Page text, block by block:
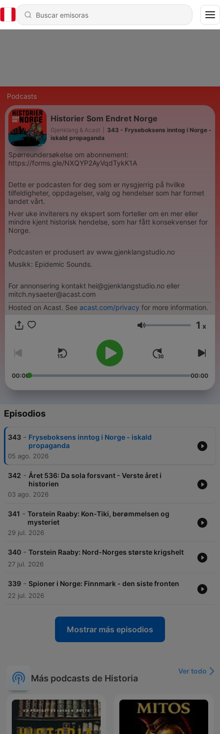
Podcasts
Historier Som Endret Norge
Gjenklang & Acast
343 - Fryseboksens inntog i Norge -
iskald propaganda
Spørreundersøkelse om abonnement:
https://forms.gle/NXQYP2AyVqdTykK1A
Dette er podcasten for deg som er nysgjerrig på hvilke
tilfeldigheter, oppdagelser, valg og hendelser som har formet
landet vårt.
Hver uke inviterers ny ekspert som forteller om en mer eller
mindre kjent historisk hendelse, som har fått konsekvenser for
Norge.
Podcasten er produsert av www.gjenklangstudio.no
Musikk: Epidemic Sounds.
For annonsering kontakt hei@gjenklangstudio.no eller
mitch.nysaeter@acast.com
Hosted on Acast. See acast.com/privacy for more information.
Volumen 1 x
00:00 00:00
Episodios
343 - Fryseboksens inntog i Norge - iskald
propaganda
05 ago. 2026
342 - Året 536: Da sola forsvant - Verste året i
historien
03 ago. 2026
341 - Torstein Raaby: Kon-Tiki, berømmelsen og
mysteriet
29 jul. 2026
340 - Torstein Raaby: Nord-Norges største krigshelt
27 jul. 2026
339 - Spioner i Norge: Finnmark - den siste fronten
22 jul. 2026
Mostrar más episodios
Más podcasts de Historia
Ver todo